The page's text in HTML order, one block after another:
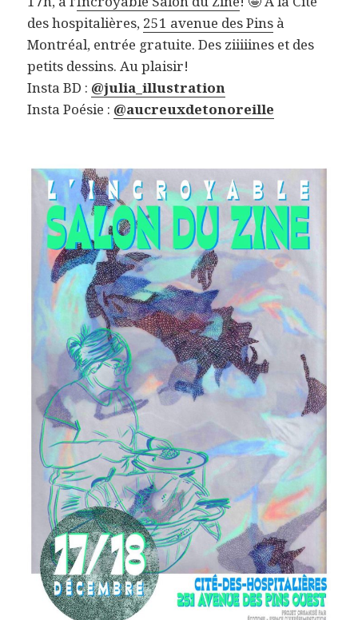
des hospitalières, 251 avenue des Pins à
Montréal, entrée gratuite. Des ziiiiines et des
petits dessins. Au plaisir!
Insta BD : @julia_illustration
Insta Poésie : @aucreuxdetonoreille